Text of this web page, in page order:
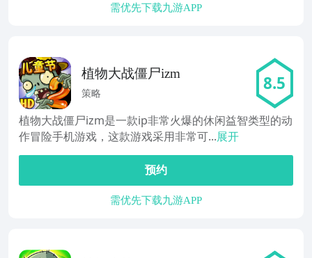
需优先下载九游APP
植物大战僵尸izm
策略 8.5
植物大战僵尸izm是一款ip非常火爆的休闲益智类型的动
作冒险手机游戏，这款游戏采用非常可...展开
预约
需优先下载九游APP